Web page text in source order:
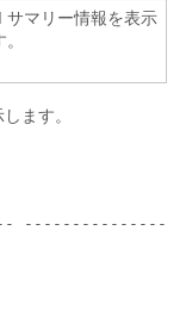
サマリー情報を表示
ます。